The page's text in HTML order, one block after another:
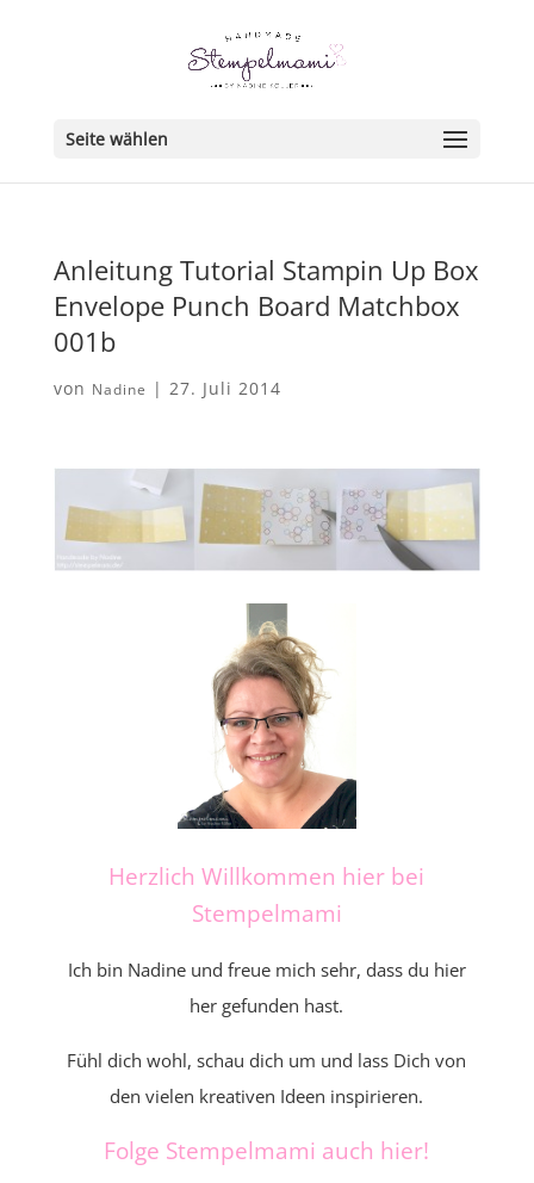
Seite wählen
Anleitung Tutorial Stampin Up Box
Envelope Punch Board Matchbox
001b
von Nadine | 27. Juli 2014
Herzlich Willkommen hier bei
Stempelmami
Ich bin Nadine und freue mich sehr, dass du hier
her gefunden hast.
Fühl dich wohl, schau dich um und lass Dich von
den vielen kreativen Ideen inspirieren.
Folge Stempelmami auch hier!